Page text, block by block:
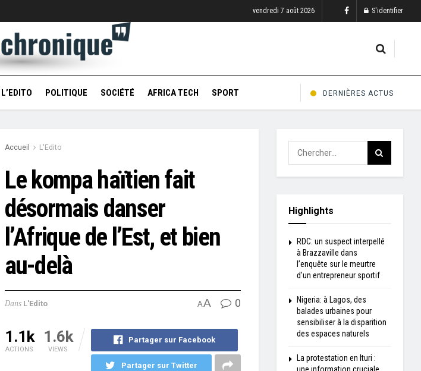
vendredi 7 août 2026 S'identifier
L’EDITO POLITIQUE SOCIÉTÉ AFRICA TECH SPORT DERNIÈRES ACTUS
Accueil L'Edito
Le kompa haïtien fait
désormais danser
l’Afrique de l’Est, et bien
au-delà
Dans L'Edito AA 0
1.1k
ACTIONS
1.6k
VIEWS
Partager sur Facebook
Partager sur Twitter
Highlights
RDC: un suspect interpellé
à Brazzaville dans
l’enquête sur le meurtre
d'un entrepreneur sportif
Nigeria: à Lagos, des
balades urbaines pour
sensibiliser à la disparition
des espaces naturels
La protestation en Ituri :